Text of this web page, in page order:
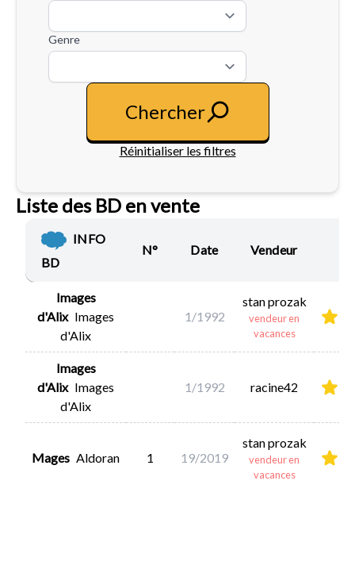
Genre
Chercher
Réinitialiser les filtres
Liste des BD en vente
INFO
BD
N° Date Vendeur
Images
d'Alix Images
d'Alix
1/1992
stan prozak
vendeur en
vacances
Images
d'Alix Images
d'Alix
1/1992 racine42
Mages Aldoran 1 19/2019
stan prozak
vendeur en
vacances